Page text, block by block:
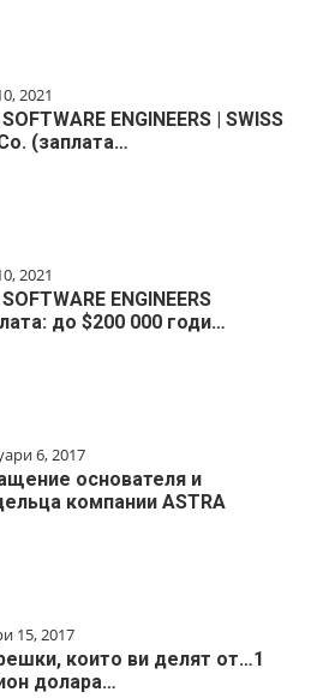
2021
ENGINEERS | SWISS
(заплата…
2021
ENGINEERS
до $200 000 годи…
6, 2017
основателя и
компании ASTRA
15, 2017
които ви делят от…1
дoлapa…